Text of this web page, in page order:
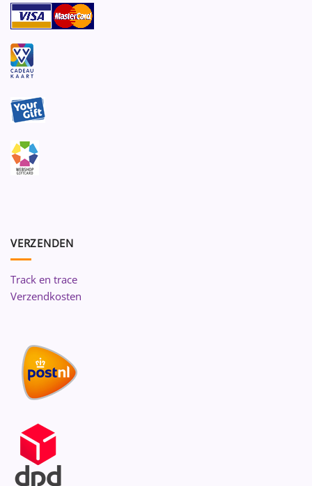
VERZENDEN
Track en trace
Verzendkosten